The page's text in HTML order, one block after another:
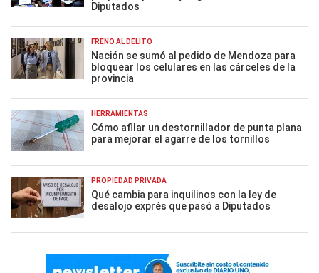
Diputados
FRENO AL DELITO
Nación se sumó al pedido de Mendoza para
bloquear los celulares en las cárceles de la
provincia
HERRAMIENTAS
Cómo afilar un destornillador de punta plana
para mejorar el agarre de los tornillos
PROPIEDAD PRIVADA
Qué cambia para inquilinos con la ley de
desalojo exprés que pasó a Diputados